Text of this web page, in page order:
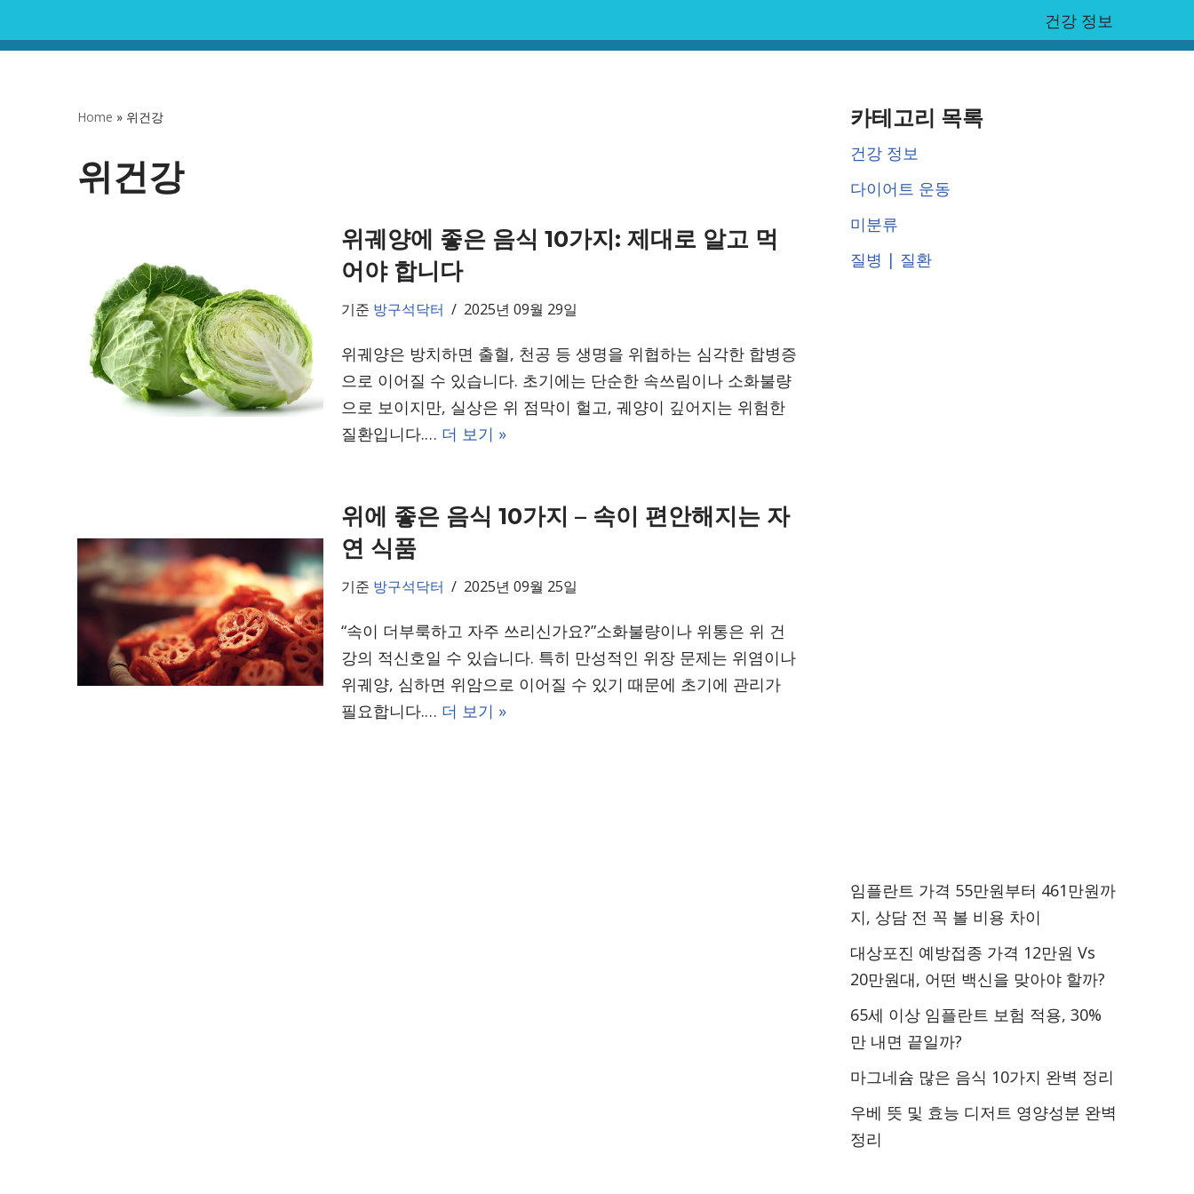
콘
건강 정보
Home » 위건강
위건강
위궤양에 좋은 음식 10가지: 제대로 알고 먹
어야 합니다
기준 방구석닥터 2025년 09월 29일
위궤양은 방치하면 출혈, 천공 등 생명을 위협하는 심각한 합병증
으로 이어질 수 있습니다. 초기에는 단순한 속쓰림이나 소화불량
으로 보이지만, 실상은 위 점막이 헐고, 궤양이 깊어지는 위험한
질환입니다.… 더 보기 »
위에 좋은 음식 10가지 – 속이 편안해지는 자
연 식품
기준 방구석닥터 2025년 09월 25일
“속이 더부룩하고 자주 쓰리신가요?”소화불량이나 위통은 위 건
강의 적신호일 수 있습니다. 특히 만성적인 위장 문제는 위염이나
위궤양, 심하면 위암으로 이어질 수 있기 때문에 초기에 관리가
필요합니다.… 더 보기 »
카테고리 목록
건강 정보
다이어트 운동
미분류
질병 | 질환
임플란트 가격 55만원부터 461만원까
지, 상담 전 꼭 볼 비용 차이
대상포진 예방접종 가격 12만원 Vs
20만원대, 어떤 백신을 맞아야 할까?
65세 이상 임플란트 보험 적용, 30%
만 내면 끝일까?
마그네슘 많은 음식 10가지 완벽 정리
우베 뜻 및 효능 디저트 영양성분 완벽
정리